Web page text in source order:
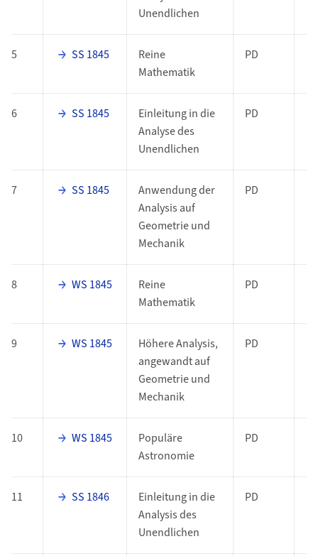
Unendlichen
5 SS 1845
Reine
Mathematik
PD
6 SS 1845
Einleitung in die
Analyse des
Unendlichen
PD
7 SS 1845
Anwendung der
Analysis auf
Geometrie und
Mechanik
PD
8 WS 1845
Reine
Mathematik
PD
9 WS 1845
Höhere Analysis,
angewandt auf
Geometrie und
Mechanik
PD
10 WS 1845
Populäre
Astronomie
PD
11 SS 1846
Einleitung in die
Analysis des
Unendlichen
PD